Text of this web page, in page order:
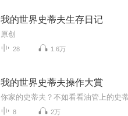
我的世界史蒂夫生存日记
原创
28 1.6万
我的世界史蒂夫操作大賞
你家的史蒂夫？不如看看油管上的史
8 2万